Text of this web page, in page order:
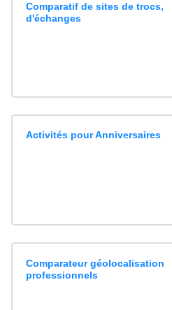
Comparatif de sites de trocs,
d'échanges
Activités pour Anniversaires
Comparateur géolocalisation
professionnels